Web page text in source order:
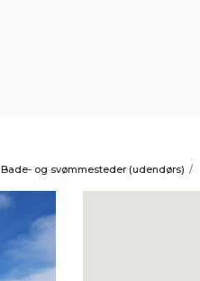
Bade- og svømmesteder (udendørs) /